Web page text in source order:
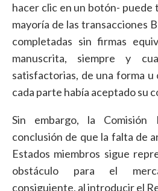
hacer clic en un botón- puede
mayoría de las transacciones
completadas sin firmas
manuscrita, siempre y
satisfactorias, de una forma
cada parte había aceptado su
Sin embargo, la
conclusión de que la falta de
Estados miembros sigue
obstáculo para el
consiguiente, al introducir el